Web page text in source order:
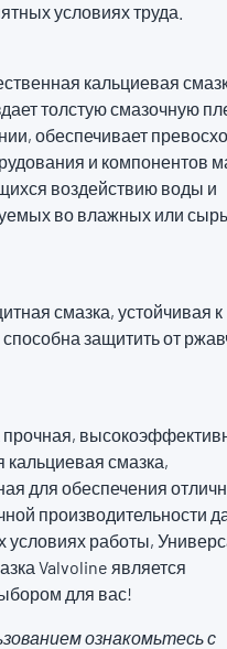
условиях труда.
кальциевая
толстую смазочную
обеспечивает
и компонентов
воздействию воды и
во влажных или
смазка, устойчивая к
защитить от
кальциевая смазка,
для обеспечения
производительности
работы,
Valvoline является
для вас!
ознакомьтесь с